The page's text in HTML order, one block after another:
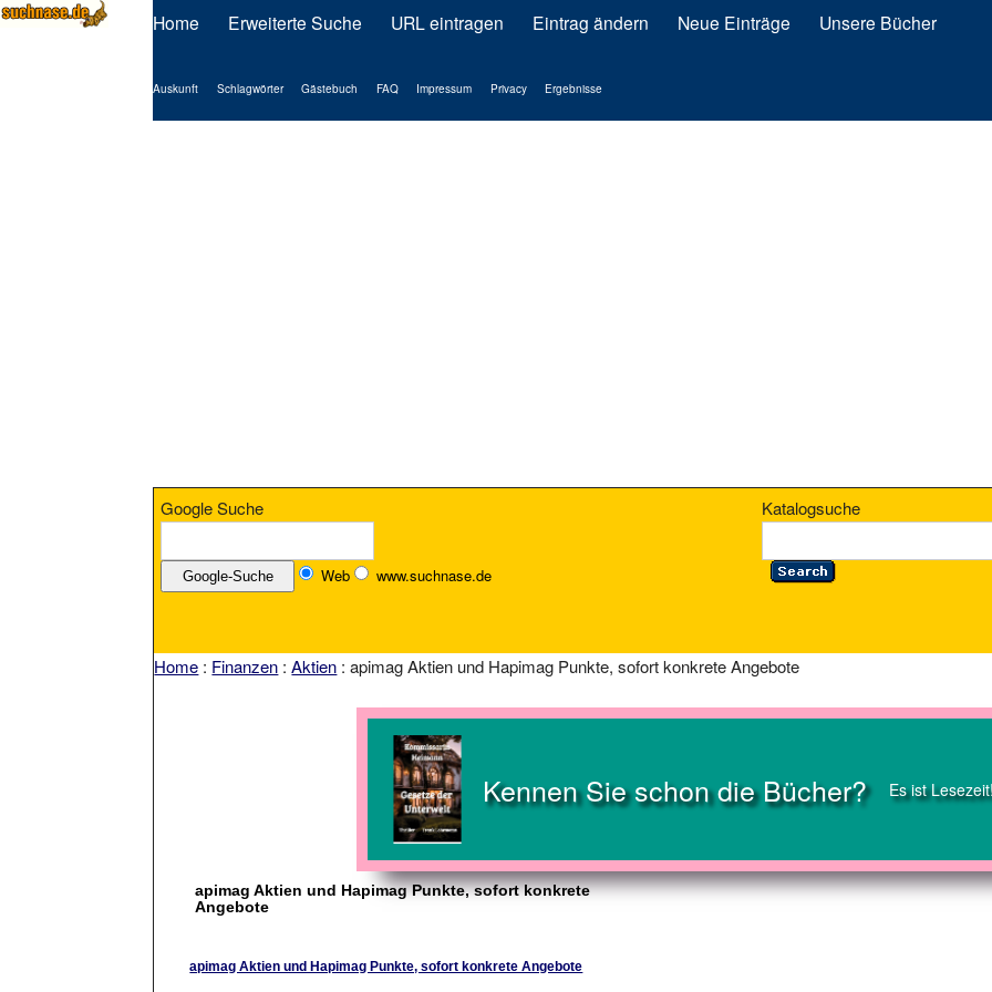
Home Erweiterte Suche URL eintragen Eintrag ändern Neue Einträge Unsere Bücher
Auskunft Schlagwörter Gästebuch FAQ Impressum Privacy Ergebnisse
Google Suche
Web www.suchnase.de
Katalogsuche
Home : Finanzen :Aktien : apimag Aktien und Hapimag Punkte, sofort konkrete Angebote
Kennen Sie schon die Bücher? Es ist
apimag Aktien und Hapimag Punkte, sofort konkrete
Angebote